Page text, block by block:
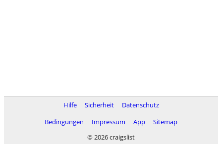
Hilfe Sicherheit
Datenschutz
Bedingungen
Impressum App
Sitemap
© 2026 craigslist